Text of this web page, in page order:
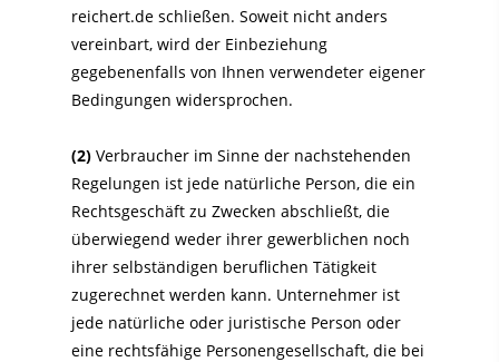
reichert.de schließen. Soweit nicht anders
vereinbart, wird der Einbeziehung
gegebenenfalls von Ihnen verwendeter eigener
Bedingungen widersprochen.
(2) Verbraucher im Sinne der nachstehenden
Regelungen ist jede natürliche Person, die ein
Rechtsgeschäft zu Zwecken abschließt, die
überwiegend weder ihrer gewerblichen noch
ihrer selbständigen beruflichen Tätigkeit
zugerechnet werden kann. Unternehmer ist
jede natürliche oder juristische Person oder
eine rechtsfähige Personengesellschaft, die bei